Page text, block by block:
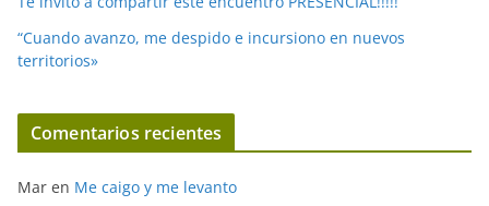
“Cuando avanzo, me despido e incursiono en nuevos
territorios»
Comentarios recientes
Mar en Me caigo y me levanto